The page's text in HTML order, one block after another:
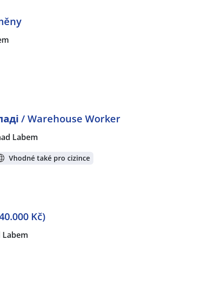
/ Warehouse Worker
Labem
Vhodné také pro cizince
Kč)
Labem